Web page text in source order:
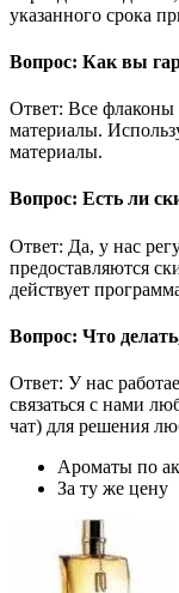
указанного срока
Вопрос: Как вы
Ответ: Все
материалы.
материалы.
Вопрос: Есть ли
Ответ: Да, у нас
предоставляются
действует
Вопрос: Что
Ответ: У нас
связаться с нами
чат) для решения
Ароматы по
За ту же цену